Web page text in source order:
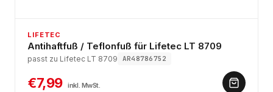
LIFETEC
Antihaftfuß / Teflonfuß für Lifetec LT 8709
passt zu Lifetec LT 8709 AR48786752
€7,99 inkl. MwSt.